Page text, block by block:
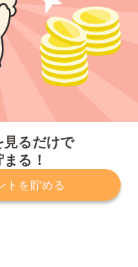
見るだけで
る！
トを貯める
規約
運営会社